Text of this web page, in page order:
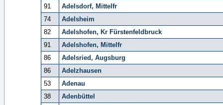
91
Adelsdorf, Mittelfr
74
Adelsheim
82
Adelshofen, Kr Fürstenfeldbruck
91
Adelshofen, Mittelfr
86
Adelsried, Augsburg
86
Adelzhausen
53
Adenau
38
Adenbüttel